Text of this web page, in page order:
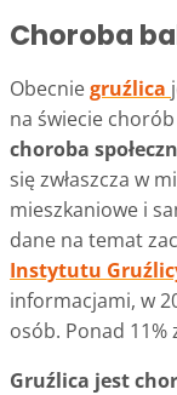
Choroba
Obecniegruźlica
na świecie
choroba
się zwłaszcza w
mieszkaniowe i
dane na temat
Instytutu
informacjami, w
osób. Ponad
Gruźlica jest